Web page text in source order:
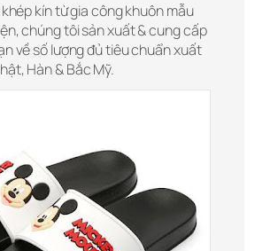
kín từ gia công khuôn mẫu
chúng tôi sản xuất & cung cấp
về số lượng đủ tiêu chuẩn xuất
Hàn & Bắc Mỹ.